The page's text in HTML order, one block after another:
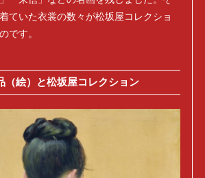
ていた衣裳の数々が松坂屋コレクショ
です。
（絵）と松坂屋コレクション